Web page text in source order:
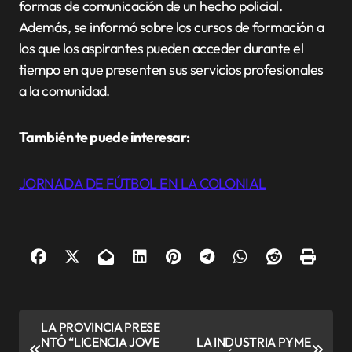
formas de comunicación de un hecho policial.
Además, se informó sobre los cursos de formación a
los que los aspirantes pueden acceder durante el
tiempo en que presenten sus servicios profesionales
a la comunidad.
También te puede interesar:
JORNADA DE FÚTBOL EN LA COLONIAL
LA PROVINCIA PRESE
NTÓ “LICENCIA JOVE
LA INDUSTRIA PYME